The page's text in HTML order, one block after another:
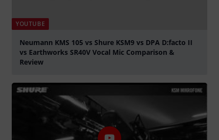
YOUTUBE
Neumann KMS 105 vs Shure KSM9 vs DPA D:facto II
vs Earthworks SR40V Vocal Mic Comparison &
Review